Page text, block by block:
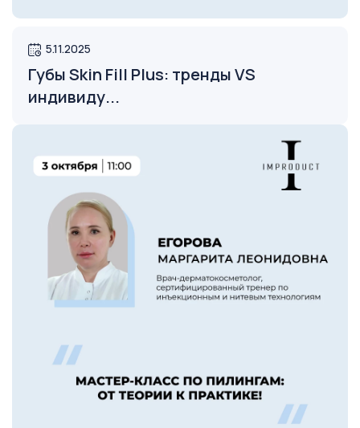
Открыть
5.11.2025
Губы Skin Fill Plus: тренды VS
индивиду...